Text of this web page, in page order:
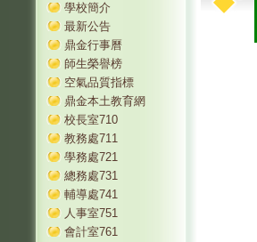
學校簡介
最新公告
鼎金行事曆
師生榮譽榜
空氣品質指標
鼎金本土教育網
校長室710
教務處711
學務處721
總務處731
輔導處741
人事室751
會計室761